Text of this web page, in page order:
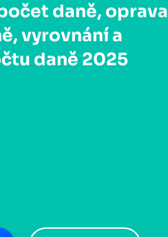
daně, oprava
vyrovnání a
daně 2025